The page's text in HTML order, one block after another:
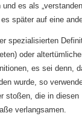
es als
später auf eine
spezialisierten
oder
es sei denn,
wurde, so
stoßen, die in
verlangsamen.